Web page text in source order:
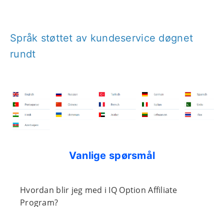
Språk støttet av kundeservice døgnet
rundt
Vanlige spørsmål
Hvordan blir jeg med i IQ Option Affiliate
Program?